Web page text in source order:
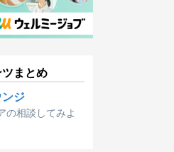
まとめ
ジ
の相談してみよ